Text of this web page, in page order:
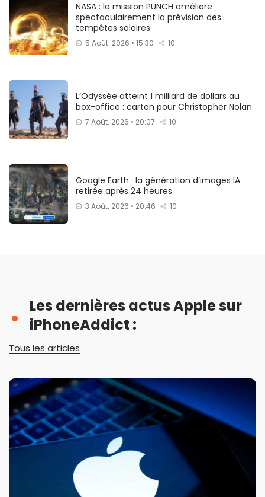
NASA : la mission PUNCH améliore
spectaculairement la prévision des
tempêtes solaires
5 Août. 2026 • 15:30 10
L’Odyssée atteint 1 milliard de dollars au
box-office : carton pour Christopher Nolan
7 Août. 2026 • 20:07 10
Google Earth : la génération d’images IA
retirée après 24 heures
3 Août. 2026 • 20:46 10
Les dernières actus Apple sur
iPhoneAddict :
Tous les articles